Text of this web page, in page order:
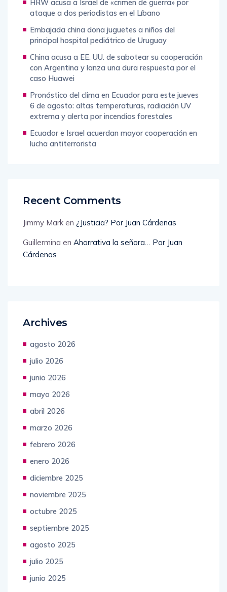
HRW acusa a Israel de «crimen de guerra» por
ataque a dos periodistas en el Líbano
Embajada china dona juguetes a niños del
principal hospital pediátrico de Uruguay
China acusa a EE. UU. de sabotear su cooperación
con Argentina y lanza una dura respuesta por el
caso Huawei
Pronóstico del clima en Ecuador para este jueves
6 de agosto: altas temperaturas, radiación UV
extrema y alerta por incendios forestales
Ecuador e Israel acuerdan mayor cooperación en
lucha antiterrorista
Recent Comments
Jimmy Mark en ¿Justicia? Por Juan Cárdenas
Guillermina en Ahorrativa la señora… Por Juan
Cárdenas
Archives
agosto 2026
julio 2026
junio 2026
mayo 2026
abril 2026
marzo 2026
febrero 2026
enero 2026
diciembre 2025
noviembre 2025
octubre 2025
septiembre 2025
agosto 2025
julio 2025
junio 2025